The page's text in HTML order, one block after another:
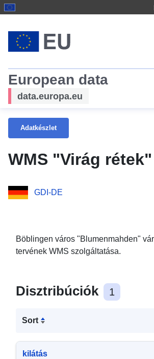
European data
data.europa.eu
Adatkészlet
WMS "Virág rétek"
GDI-DE
Böblingen város "Blumenmahden"
tervének WMS szolgáltatása.
Disztribúciók 1
Sort
kilátás